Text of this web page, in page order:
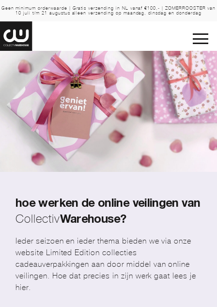
Geen minimum orderwaarde | Gratis verzending in NL vanaf €100,- | ZOMERROOSTER van
10 juli t/m 21 augustus alleen verzending op maandag, dinsdag en donderdag
hoe werken de online veilingen van
CollectivWarehouse?
Ieder seizoen en ieder thema bieden we via onze
website Limited Edition collecties
cadeauverpakkingen aan door middel van online
veilingen. Hoe dat precies in zijn werk gaat lees je
hier.